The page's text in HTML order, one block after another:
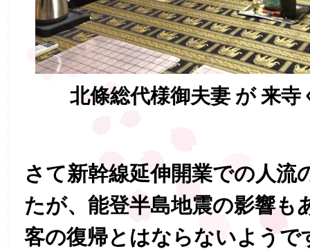
北條総代様御夫妻 が 来
さて新幹線延伸開業での人流
たが、能登半島地震の影響も
客の復帰とはならないようで